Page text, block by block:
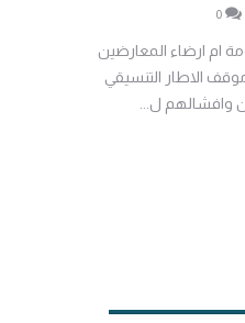
0
ام ارضاء المعارضين
الاطار التنسيقي
وافشالهم ل...